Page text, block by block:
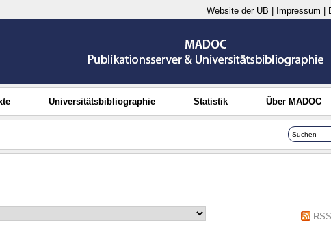
Website der UB Impressum
Universitätsbibliographie Statistik Über MADOC